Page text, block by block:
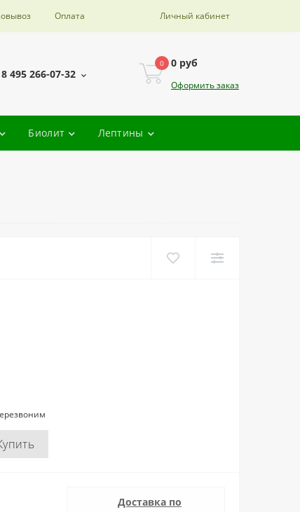
Оплата Личный кабинет
8 495 266-07-32
0 0 руб
Оформить заказ
Биолит Лептины
Доставка по